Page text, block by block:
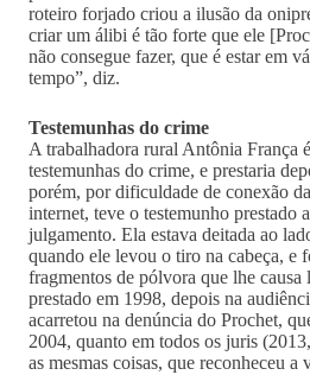
roteiro forjado criou a ilusão da
criar um álibi é tão forte que ele
não consegue fazer, que é estar em
tempo”, diz.
Testemunhas do crime
A trabalhadora rural Antônia França
testemunhas do crime, e prestaria
porém, por dificuldade de conexão da
internet, teve o testemunho prestado
julgamento. Ela estava deitada ao
quando ele levou o tiro na cabeça, e
fragmentos de pólvora que lhe causa
prestado em 1998, depois na
acarretou na denúncia do Prochet,
2004, quanto em todos os juris
as mesmas coisas, que reconheceu